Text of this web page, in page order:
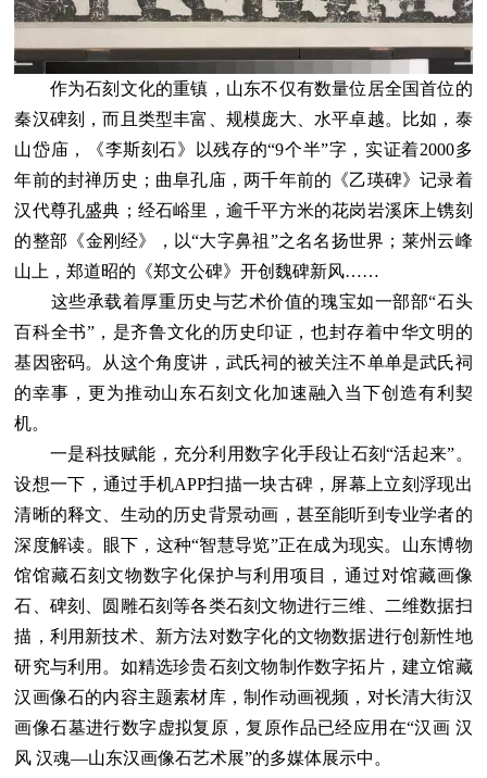
作为石刻文化的重镇，山东不仅有数量位居全国首位的
秦汉碑刻，而且类型丰富、规模庞大、水平卓越。比如，泰
山岱庙，《李斯刻石》以残存的“9个半”字，实证着2000多
年前的封禅历史；曲阜孔庙，两千年前的《乙瑛碑》记录着
汉代尊孔盛典；经石峪里，逾千平方米的花岗岩溪床上镌刻
的整部《金刚经》，以“大字鼻祖”之名名扬世界；莱州云峰
山上，郑道昭的《郑文公碑》开创魏碑新风……
这些承载着厚重历史与艺术价值的瑰宝如一部部“石头
百科全书”，是齐鲁文化的历史印证，也封存着中华文明的
基因密码。从这个角度讲，武氏祠的被关注不单单是武氏祠
的幸事，更为推动山东石刻文化加速融入当下创造有利契
机。
一是科技赋能，充分利用数字化手段让石刻“活起来”。
设想一下，通过手机APP扫描一块古碑，屏幕上立刻浮现出
清晰的释文、生动的历史背景动画，甚至能听到专业学者的
深度解读。眼下，这种“智慧导览”正在成为现实。山东博物
馆馆藏石刻文物数字化保护与利用项目，通过对馆藏画像
石、碑刻、圆雕石刻等各类石刻文物进行三维、二维数据扫
描，利用新技术、新方法对数字化的文物数据进行创新性地
研究与利用。如精选珍贵石刻文物制作数字拓片，建立馆藏
汉画像石的内容主题素材库，制作动画视频，对长清大街汉
画像石墓进行数字虚拟复原，复原作品已经应用在“汉画 汉
风 汉魂—山东汉画像石艺术展”的多媒体展示中。